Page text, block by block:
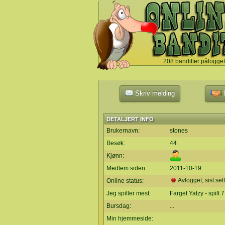
208 banditter pålogget
`
Skriv melding
DETALJERT INFO
Brukernavn:
stones
Besøk:
44
Kjønn:
Medlem siden:
2011-10-19
Online status:
Avlogget, sist sett
Jeg spiller mest:
Farget Yatzy - spilt
Bursdag:
...
Min hjemmeside: